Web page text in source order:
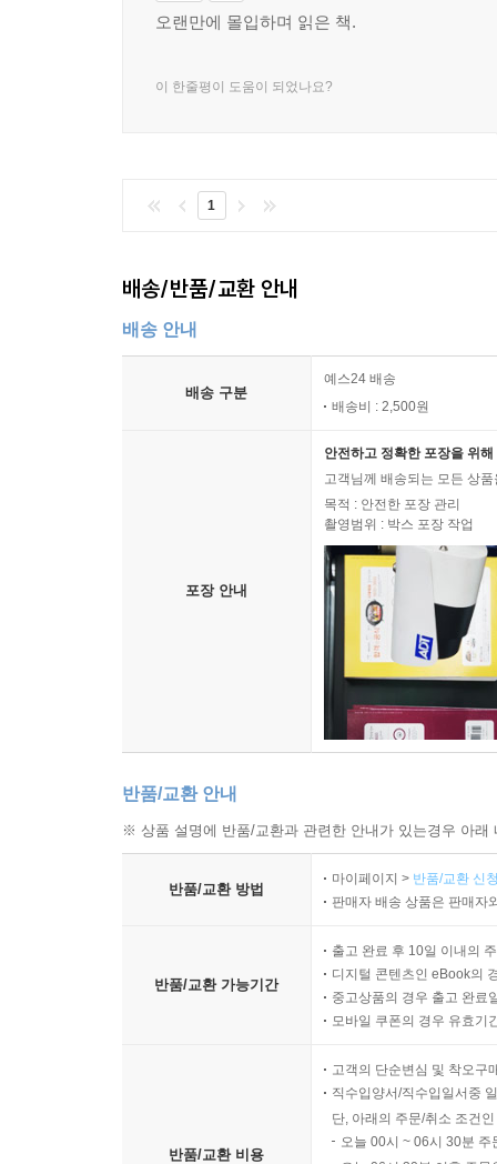
오랜만에 몰입하며 읽은 책.
이 한줄평이 도움이 되었나요?
1
배송/반품/교환 안내
배송 안내
배송 구분
예스24 배송
배송비 : 2,500원
포장 안내
안전하고 정확한 포장을 위
고객님께 배송되는 모든 상
목적 : 안전한 포장 관리
촬영범위 : 박스 포장 작업
반품/교환 안내
※ 상품 설명에 반품/교환과 관련한 안내가 있는경우 아
반품/교환 방법
마이페이지 > 반품/교환 신
판매자 배송 상품은 판매자
반품/교환 가능기간
출고 완료 후 10일 이내의
디지털 콘텐츠인 eBook의
중고상품의 경우 출고 완료
모바일 쿠폰의 경우 유효기
반품/교환 비용
고객의 단순변심 및 착오구
직수입양서/직수입일서중
단, 아래의 주문/취소 조건
오늘 00시 ~ 06시 30분